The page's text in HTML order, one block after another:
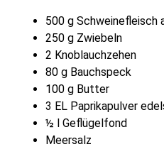
500 g Schweinefleisch
250 g Zwiebeln
2 Knoblauchzehen
80 g Bauchspeck
100 g Butter
3 EL Paprikapulver
½ l Geflügelfond
Meersalz